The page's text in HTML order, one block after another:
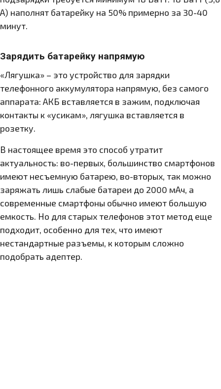
А) наполнят батарейку на 50% примерно за 30-40
минут.
Зарядить батарейку напрямую
«Лягушка» – это устройство для зарядки
телефонного аккумулятора напрямую, без самого
аппарата: АКБ вставляется в зажим, подключая
контакты к «усикам», лягушка вставляется в
розетку.
В настоящее время это способ утратит
актуальность: во-первых, большинство смартфонов
имеют несъемную батарею, во-вторых, так можно
заряжать лишь слабые батареи до 2000 мАч, а
современные смартфоны обычно имеют большую
емкость. Но для старых телефонов этот метод еще
подходит, особенно для тех, что имеют
нестандартные разъемы, к которым сложно
подобрать адептер.